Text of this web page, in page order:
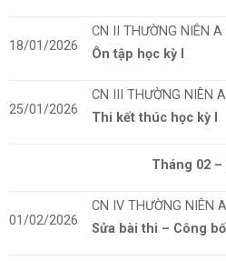
18/01/2026
CN II THƯỜNG NIÊN A
Ôn tập học kỳ I
25/01/2026
CN III THƯỜNG NIÊN A
Thi kết thúc học kỳ I
Tháng 02 –
01/02/2026
CN IV THƯỜNG NIÊN A
Sửa bài thi – Công